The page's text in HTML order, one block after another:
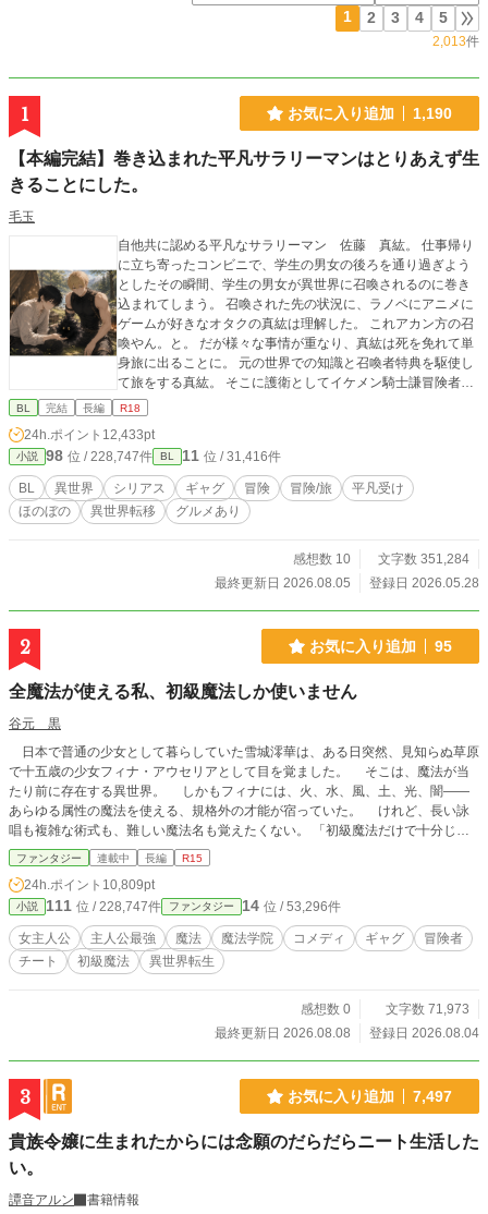
1 2 3 4 5
2,013件
1 お気に入り追加 1,190
【本編完結】巻き込まれた平凡サラリーマンはとりあえず生
きることにした。
毛玉
自他共に認める平凡なサラリーマン 佐藤 真紘。 仕事帰り
に立ち寄ったコンビニで、学生の男女の後ろを通り過ぎよう
としたその瞬間、学生の男女が異世界に召喚されるのに巻き
込まれてしまう。 召喚された先の状況に、ラノベにアニメに
ゲームが好きなオタクの真紘は理解した。 これアカン方の召
喚やん。と。 だが様々な事情が重なり、真紘は死を免れて単
身旅に出ることに。 元の世界での知識と召喚者特典を駆使し
て旅をする真紘。 そこに護衛としてイケメン騎士謙冒険者の
ロイドが付けられてしまい、仕方なく国境まで護衛として同
感平凡男性 どちらもノンケです。でもBLです。 冒険や人と
の出会いだったり世界観がメインで、恋愛要素までいくのが
長くなりますが、二人の心の機微を書くのが楽しくてジレジ
レになりそうですが、それでも良ければのんびりお付き合い
頂けましたら幸いです。 R18要素は入れる予定ですが、進行
程度は予告なく入れますので、ご了承下さい。 誤字脱字等あ
りましたら、優しく御報告頂けますと助かります。 良ければ
BL 完結 長編 R18
24h.ポイント 12,433pt
小説 98 位 / 228,747件 BL 11 位 / 31,416件
BL 異世界 シリアス ギャグ 冒険 冒険/旅
平凡受け
ほのぼの
異世界転移 グルメあり
感想数 10
文字数 351,284
最終更新日 2026.08.05
登録日 2026.05.28
2 お気に入り追加 95
全魔法が使える私、初級魔法しか使いません
谷元 黒
日本で普通の少女として暮らしていた雪城澪華は、ある日突然、見知らぬ草原
で十五歳の少女フィナ・アウセリアとして目を覚ました。 そこは、魔法が当
たり前に存在する異世界。 しかもフィナには、火、水、風、土、光、闇――
あらゆる属性の魔法を使える、規格外の才能が宿っていた。 けれど、長い詠
唱も複雑な術式も、難しい魔法名も覚えたくない。 「初級魔法だけで十分じゃ
ない？」 そう考えたフィナが放つのは、どこにでもあるはずの初級魔法。
ほんの少しの火球は、複数の標的を追尾して同時に撃ち抜く。 小さな土壁
は、迷宮主の大規模魔法を完全に遮断する。 ただの水魔法は、巨大な魔物を
地面へ押さえつけるほど重くなる。 本人は普通に使っているつもりなのに、
そのすべてが世界の魔法理論から外れていた。 「それのどこが初級魔法なの
よ！」 理論派の少年レオン、眠たげな静寂魔法使いネム、自称一番弟子のリ
リカ、負けず嫌いな黒級主席エルナ。 仲間たちにツッコまれ、呆れられ、時
し、彼女の魔法へ反応する古代施設、黒い紋章を持つ謎の侵入者、そして告げら
少女が、初級魔法だけで魔法学院の常識も、強大な魔物も、古代から続く謎も吹
き飛ばしていく。 爽快バトルと仲間たちの掛け合いで描く、最強女性主人公
の異世界魔法学院ファンタジー。
ファンタジー 連載中 長編 R15
24h.ポイント 10,809pt
小説 111 位 / 228,747件 ファンタジー 14 位 / 53,296件
女主人公 主人公最強 魔法 魔法学院 コメディ ギャグ
冒険者
チート
初級魔法 異世界転生
感想数 0
文字数 71,973
最終更新日 2026.08.08
登録日 2026.08.04
3 お気に入り追加 7,497
貴族令嬢に生まれたからには念願のだらだらニート生活した
い。
譚音アルン
書籍情報